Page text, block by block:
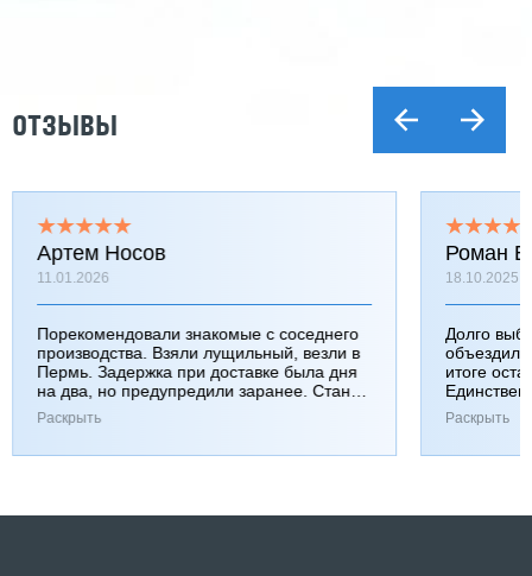
ОТЗЫВЫ
Артем Носов
11.01.2026
Порекомендовали знакомые с соседнего
производства. Взяли лущильный, везли в
Пермь. Задержка при доставке была дня
на два, но предупредили заранее. Станок
работает хорошо, к качеству вопросов нет.
Раскрыть
Роман
18.10.2025
Долго
итоге
Раскрыть